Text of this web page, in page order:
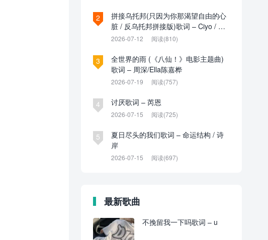
2
拼接乌托邦(只因为你那渴望自由的心
脏 / 反乌托邦拼接版)歌词 – Ciyo / 见
过夏天P / 乌托邦P
2026-07-12 阅读(810)
3
全世界的雨 (《八仙！》电影主题曲)
歌词 – 周深/Ella陈嘉桦
2026-07-19 阅读(757)
4 讨厌歌词 – 芮恩
2026-07-15 阅读(725)
5
夏日尽头的我们歌词 – 命运结构 / 诗
岸
2026-07-15 阅读(697)
最新歌曲
不挽留我一下吗歌词 – u